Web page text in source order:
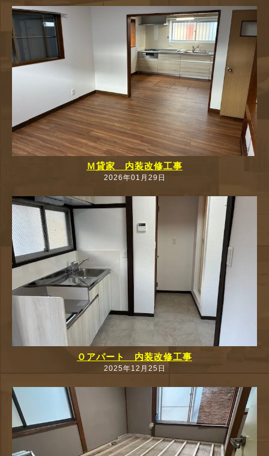
Ｍ貸家 内装改修工事
2026年01月29日
Ｏアパート 内装改修工事
2025年12月25日